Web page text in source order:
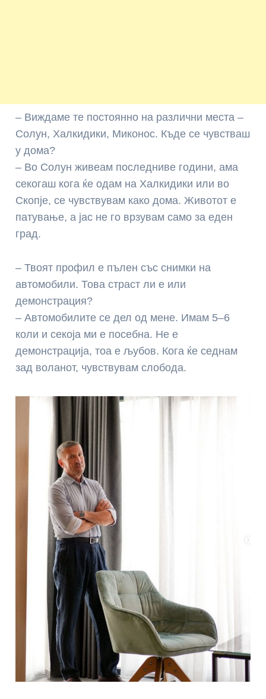
– Виждаме те постоянно на различни места –
Солун, Халкидики, Миконос. Къде се чувстваш
у дома?
– Во Солун живеам последниве години, ама
секогаш кога ќе одам на Халкидики или во
Скопје, се чувствувам како дома. Животот е
патување, а јас не го врзувам само за еден
град.
– Твоят профил е пълен със снимки на
автомобили. Това страст ли е или
демонстрация?
– Автомобилите се дел од мене. Имам 5–6
коли и секоја ми е посебна. Не е
демонстрација, тоа е љубов. Кога ќе седнам
зад воланот, чувствувам слобода.